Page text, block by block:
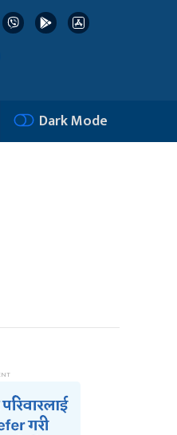
Dark Mode